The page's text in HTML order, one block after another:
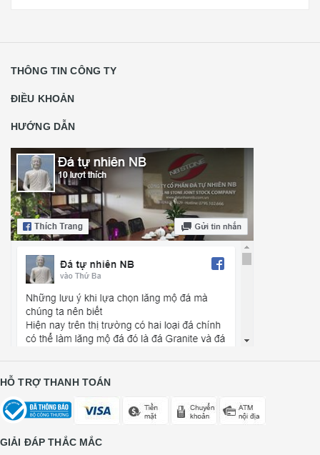
THÔNG TIN CÔNG TY
ĐIỀU KHOẢN
HƯỚNG DẪN
HỖ TRỢ THANH TOÁN
GIẢI ĐÁP THẮC MẮC